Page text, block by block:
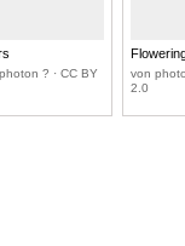
? · CC BY
von
2.0